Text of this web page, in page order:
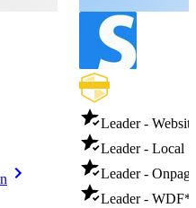
Leader -
Leader - Local
Leader - Onpage
Leader -